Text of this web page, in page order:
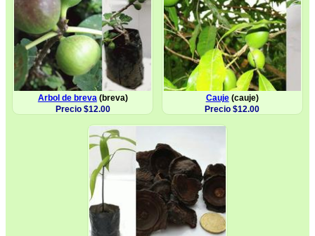
Arbol de breva (breva)
Precio $12.00
Cauje(cauje)
Precio $12.00